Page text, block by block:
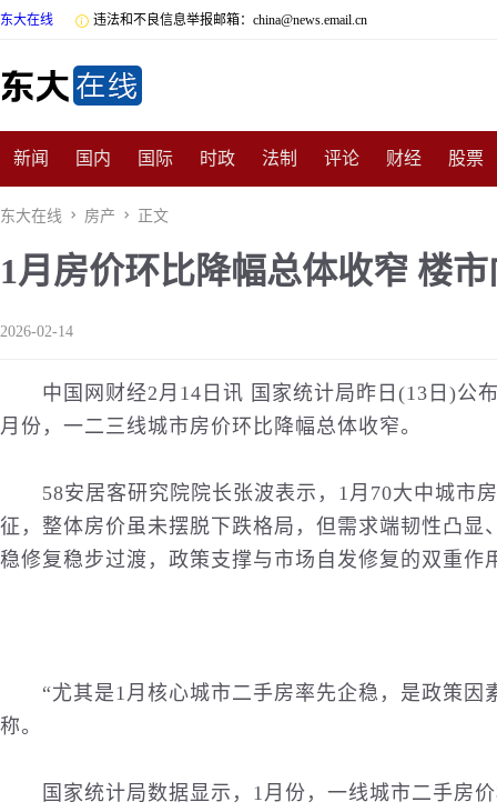
东大在线  违法和不良信息举报邮箱：china@news.email.cn
新闻 国内 国际 时政 法制 评论 财经 股票
数码 民俗 招商
非遗 公益 娱乐 游戏 影视 明星 时尚 体育
东大在线  房产  正文
1月房价环比降幅总体收窄 楼
2026-02-14
中国网 财经2月14日讯 国家统计局昨日(13日)公
月份，一二三线城市房价环比降幅总体收窄。
58安居客研究院院长张波表示，1月70大中城市
征，整体房价虽未摆脱下跌格局，但需求端韧性凸
稳修复稳步过渡，政策支撑与市场自发修复的双重作
“尤其是1月核心城市二手房率先企稳，是政策因
称。
国家统计局数据显示，1月份，一线城市二手房价